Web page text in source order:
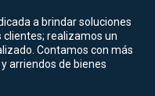
a brindar soluciones
realizamos un
Contamos con más
arriendos de bienes